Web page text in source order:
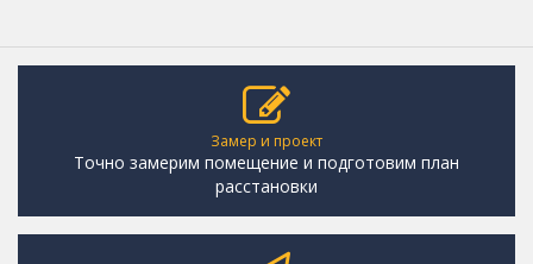
Замер и проект
Точно замерим помещение и подготовим план
расстановки